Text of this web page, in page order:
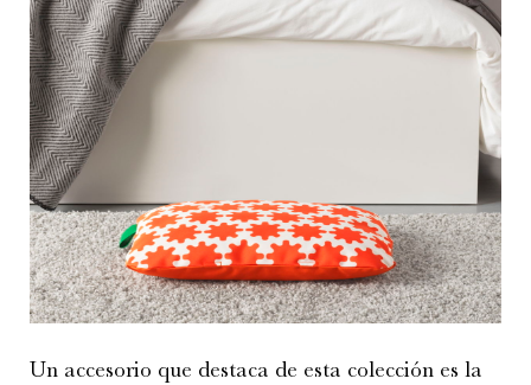
Un accesorio que destaca de esta colección es la